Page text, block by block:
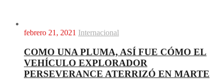
febrero 21, 2021 Internacional
COMO UNA PLUMA, ASÍ FUE CÓMO EL
VEHÍCULO EXPLORADOR
PERSEVERANCE ATERRIZÓ EN MARTE